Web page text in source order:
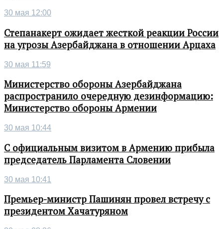
30 мая 12:00
Степанакерт ожидает жесткой реакции России
на угрозы Азербайджана в отношении Арцаха
30 мая 11:59
Министерство обороны Азербайджана
распространило очередную дезинформацию:
Министерство обороны Армении
30 мая 10:44
С официальным визитом в Армению прибыла
председатель Парламента Словении
30 мая 10:41
Премьер-министр Пашинян провел встречу с
президентом Хачатуряном